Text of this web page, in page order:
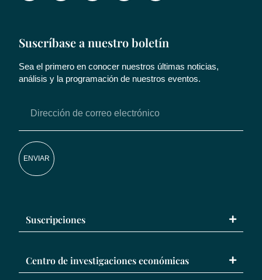
Suscríbase a nuestro boletín
Sea el primero en conocer nuestros últimas noticias,
análisis y la programación de nuestros eventos.
ENVIAR
Suscripciones
Centro de investigaciones económicas